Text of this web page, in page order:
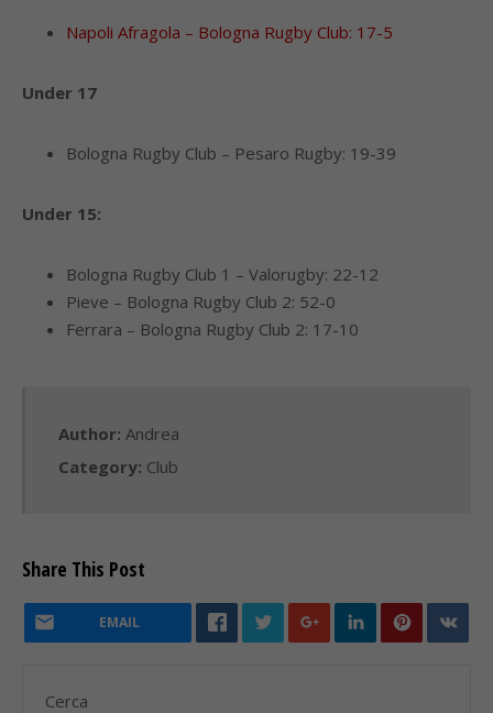
Napoli Afragola – Bologna Rugby Club: 17-5
Under 17
Bologna Rugby Club – Pesaro Rugby: 19-39
Under 15:
Bologna Rugby Club 1 – Valorugby: 22-12
Pieve – Bologna Rugby Club 2: 52-0
Ferrara – Bologna Rugby Club 2: 17-10
Author: Andrea
Category: Club
Share This Post
EMAIL
Cerca